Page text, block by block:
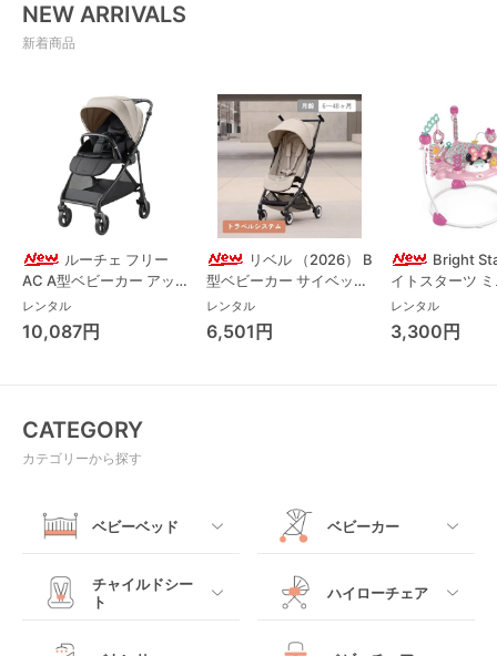
NEW ARRIVALS
新着商品
ルーチェ フリー
AC A型ベビーカー アッ
プリカ(Aprica) A型ベビ
ーカー アップリカ
(Aprica)
レンタル
10,087円
リベル （2026） B
型ベビーカー サイベック
ス(cybex)
レンタル
6,501円
Bright
イトスターツ
ス フォーエバ
レンド ジャン
パルー キッズ
レンタル
3,300円
CATEGORY
カテゴリーから探す
ベビーベッド
すべて
ベビーカー
すべて
チャイルドシー
ト
すべて
ハイローチェア
すべて